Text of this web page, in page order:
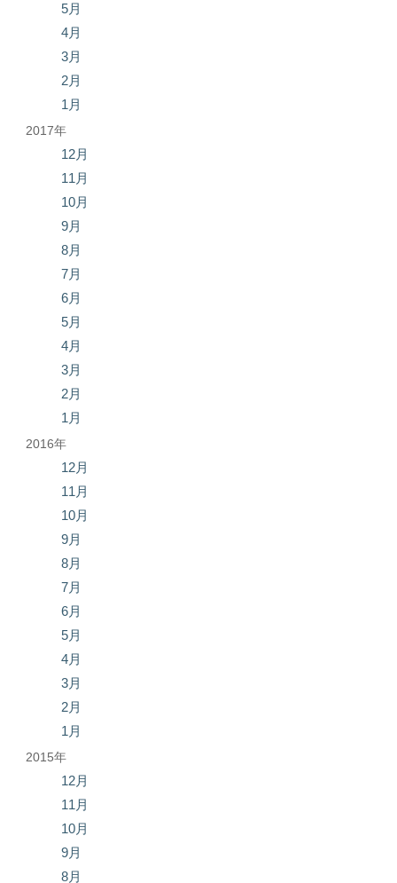
5月
4月
3月
2月
1月
2017年
12月
11月
10月
9月
8月
7月
6月
5月
4月
3月
2月
1月
2016年
12月
11月
10月
9月
8月
7月
6月
5月
4月
3月
2月
1月
2015年
12月
11月
10月
9月
8月